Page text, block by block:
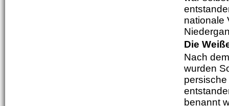
nationale
Die
Nach
wurden
benannt